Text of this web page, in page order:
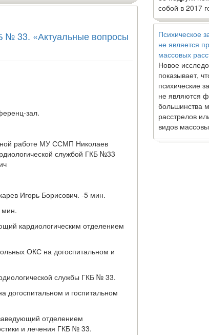
33. «Актуальные вопросы
зал.
работе МУ ССМП Николаев
службой ГКБ №33
Игорь Борисович. -5 мин.
мин.
кардиологическим отделением
ОКС на догоспитальном и
службы ГКБ № 33.
догоспитальном и госпитальном
отделением
и лечения ГКБ № 33.
собой в 2017
Психическое
не является
массовых
Новое
показывает,
психические
не являются
большинства
расстрелов
видов